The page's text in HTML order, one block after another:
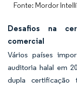
Fonte: Mordor
Desafios na
comercial
Vários países
auditoria halal em
dupla certificação